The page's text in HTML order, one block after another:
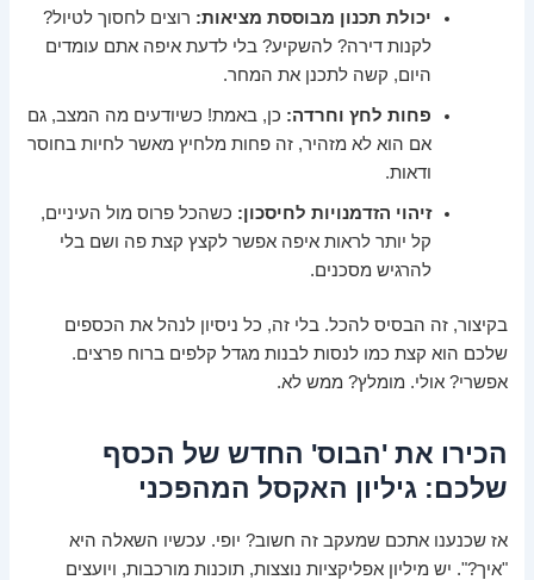
יכולת תכנון מבוססת מציאות: רוצים לחסוך לטיול?
לקנות דירה? להשקיע? בלי לדעת איפה אתם עומדים
היום, קשה לתכנן את המחר.
פחות לחץ וחרדה: כן, באמת! כשיודעים מה המצב, גם
אם הוא לא מזהיר, זה פחות מלחיץ מאשר לחיות בחוסר
ודאות.
זיהוי הזדמנויות לחיסכון: כשהכל פרוס מול העיניים,
קל יותר לראות איפה אפשר לקצץ קצת פה ושם בלי
להרגיש מסכנים.
בקיצור, זה הבסיס להכל. בלי זה, כל ניסיון לנהל את הכספים
שלכם הוא קצת כמו לנסות לבנות מגדל קלפים ברוח פרצים.
אפשרי? אולי. מומלץ? ממש לא.
הכירו את 'הבוס' החדש של הכסף
שלכם: גיליון האקסל המהפכני
אז שכנענו אתכם שמעקב זה חשוב? יופי. עכשיו השאלה היא
"איך?". יש מיליון אפליקציות נוצצות, תוכנות מורכבות, ויועצים